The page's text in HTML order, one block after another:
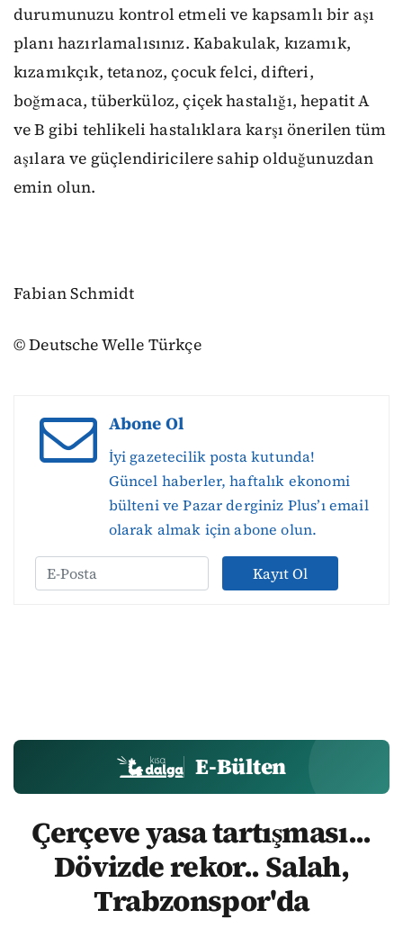
durumunuzu kontrol etmeli ve kapsamlı bir aşı
planı hazırlamalısınız. Kabakulak, kızamık,
kızamıkçık, tetanoz, çocuk felci, difteri,
boğmaca, tüberküloz, çiçek hastalığı, hepatit A
ve B gibi tehlikeli hastalıklara karşı önerilen tüm
aşılara ve güçlendiricilere sahip olduğunuzdan
emin olun.
Fabian Schmidt
© Deutsche Welle Türkçe
Abone Ol
İyi gazetecilik posta kutunda!
Güncel haberler, haftalık ekonomi
bülteni ve Pazar derginiz Plus’ı email
olarak almak için abone olun.
Kayıt Ol
E-Bülten
Çerçeve yasa tartışması...
Dövizde rekor.. Salah,
Trabzonspor'da